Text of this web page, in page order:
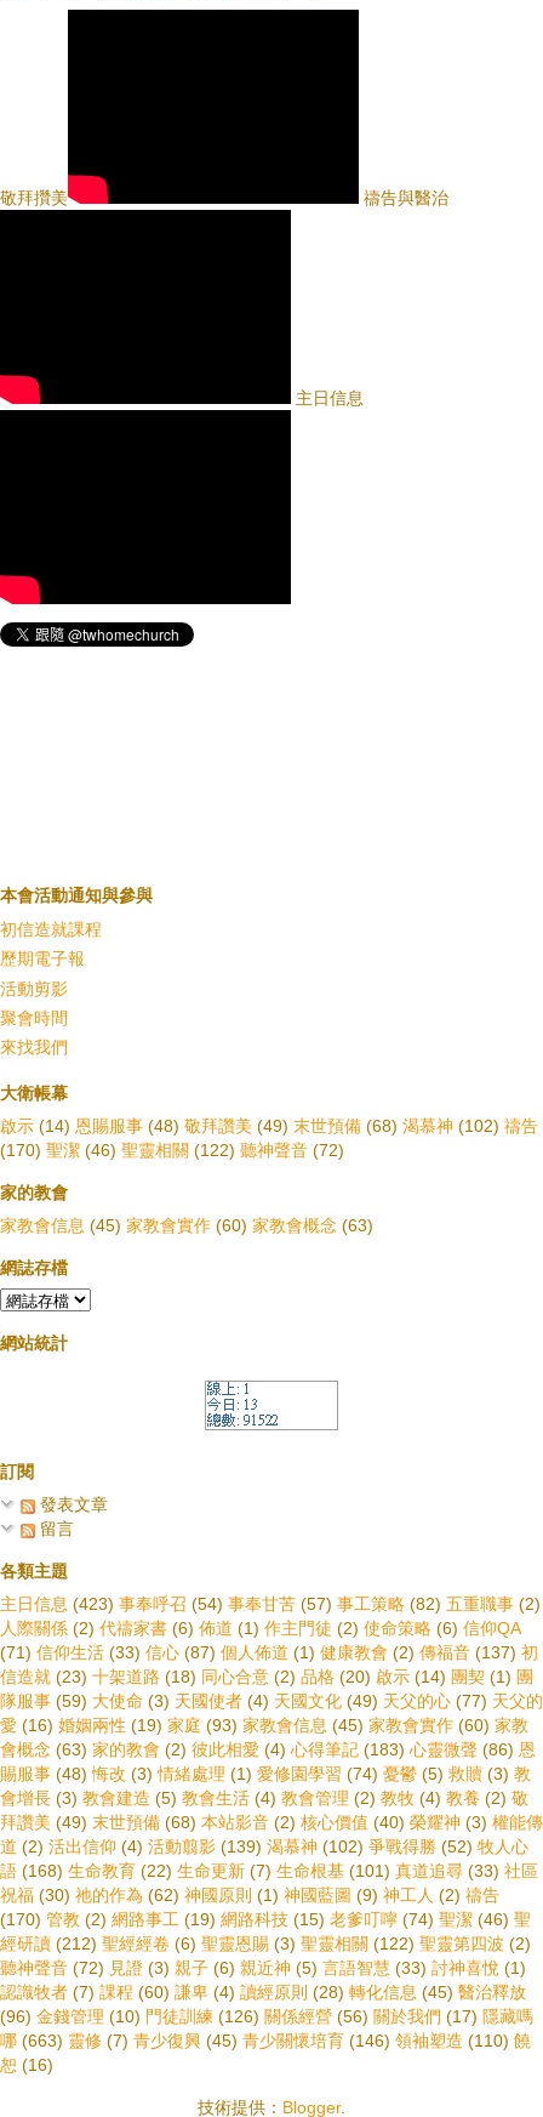
敬拜攢美 禱告與醫治
主日信息
本會活動通知與參與
初信造就課程
歷期電子報
活動剪影
聚會時間
來找我們
大衛帳幕
啟示 (14) 恩賜服事 (48) 敬拜讚美 (49) 末世預備 (68) 渴慕神 (102) 禱告
(170) 聖潔 (46) 聖靈相關 (122) 聽神聲音 (72)
家的教會
家教會信息 (45) 家教會實作 (60) 家教會概念 (63)
網誌存檔
網站統計
訂閱
發表文章
留言
各類主題
主日信息 (423) 事奉呼召 (54) 事奉甘苦 (57) 事工策略 (82) 五重職事 (2)
人際關係 (2) 代禱家書 (6) 佈道 (1) 作主門徒 (2) 使命策略 (6) 信仰QA
(71) 信仰生活 (33) 信心 (87) 個人佈道 (1) 健康教會 (2) 傳福音 (137) 初
信造就 (23) 十架道路 (18) 同心合意 (2) 品格 (20) 啟示 (14) 團契 (1) 團
隊服事 (59) 大使命 (3) 天國使者 (4) 天國文化 (49) 天父的心 (77) 天父的
愛 (16) 婚姻兩性 (19) 家庭 (93) 家教會信息 (45) 家教會實作 (60) 家教
會概念 (63) 家的教會 (2) 彼此相愛 (4) 心得筆記 (183) 心靈微聲 (86) 恩
賜服事 (48) 悔改 (3) 情緒處理 (1) 愛修園學習 (74) 憂鬱 (5) 救贖 (3) 教
會增長 (3) 教會建造 (5) 教會生活 (4) 教會管理 (2) 教牧 (4) 教養 (2) 敬
拜讚美 (49) 末世預備 (68) 本站影音 (2) 核心價值 (40) 榮耀神 (3) 權能傳
道 (2) 活出信仰 (4) 活動翦影 (139) 渴慕神 (102) 爭戰得勝 (52) 牧人心
語 (168) 生命教育 (22) 生命更新 (7) 生命根基 (101) 真道追尋 (33) 社區
祝福 (30) 祂的作為 (62) 神國原則 (1) 神國藍圖 (9) 神工人 (2) 禱告
(170) 管教 (2) 網路事工 (19) 網路科技 (15) 老爹叮嚀 (74) 聖潔 (46) 聖
經研讀 (212) 聖經經卷 (6) 聖靈恩賜 (3) 聖靈相關 (122) 聖靈第四波 (2)
聽神聲音 (72) 見證 (3) 親子 (6) 親近神 (5) 言語智慧 (33) 討神喜悅 (1)
認識牧者 (7) 課程 (60) 謙卑 (4) 讀經原則 (28) 轉化信息 (45) 醫治釋放
(96) 金錢管理 (10) 門徒訓練 (126) 關係經營 (56) 關於我們 (17) 隱藏嗎
哪 (663) 靈修 (7) 青少復興 (45) 青少關懷培育 (146) 領袖塑造 (110) 饒
恕 (16)
技術提供： Blogger.